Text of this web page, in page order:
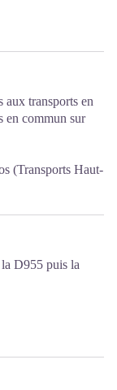
aux transports en
en commun sur
(Transports Haut-
D955 puis la